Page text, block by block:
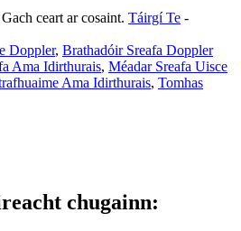
ceart ar cosaint. Táirgí Te -
Doppler, Brathadóir Sreafa Doppler
Ama Idirthurais, Méadar Sreafa Uisce
Ama Idirthurais, Tomhas
chugainn: